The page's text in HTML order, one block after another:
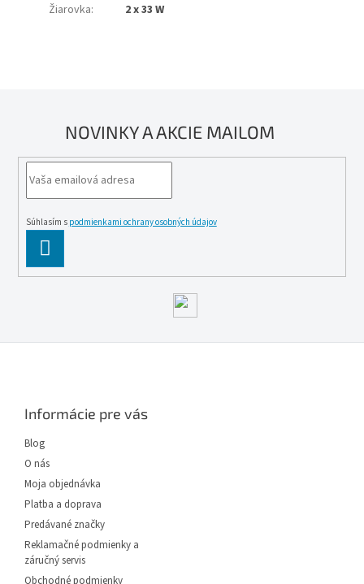
Žiarovka: 2 x 33 W
NOVINKY A AKCIE MAILOM
Súhlasím s podmienkami ochrany osobných údajov
SE
Informácie pre vás
Blog
O nás
Moja objednávka
Platba a doprava
Predávané značky
Reklamačné podmienky a
záručný servis
Obchodné podmienky